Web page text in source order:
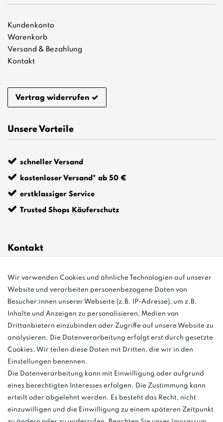
Kundenkonto
Warenkorb
Versand & Bezahlung
Kontakt
Vertrag widerrufen
Unsere Vorteile
schneller Versand
kostenloser Versand* ab 50 €
erstklassiger Service
Trusted Shops Käuferschutz
Kontakt
info@bonvenon.de
03763 4048350
Montag - Freitag, 08:00 - 16:00
Anrufe aus dem dt. Festnetz zum Ortstarif, Preise aus dem Mobilfunknetz
ggf. abweichend (abhängig vom Provider).
und
weitere.
Wir verwenden Cookies und ähnliche Technologien auf unserer
Website und verarbeiten personenbezogene Daten von
Besucher:innen unserer Webseite (z.B. IP-Adresse), um z.B.
Inhalte und Anzeigen zu personalisieren, Medien von
Drittanbietern einzubinden oder Zugriffe auf unsere Website zu
analysieren. Die Datenverarbeitung erfolgt erst durch gesetzte
Cookies. Wir teilen diese Daten mit Dritten, die wir in den
Einstellungen benennen.
Die Datenverarbeitung kann mit Einwilligung oder aufgrund
eines berechtigten Interesses erfolgen. Die Zustimmung kann
erteilt oder abgelehnt werden. Es besteht das Recht, nicht
einzuwilligen und die Einwilligung zu einem späteren Zeitpunkt